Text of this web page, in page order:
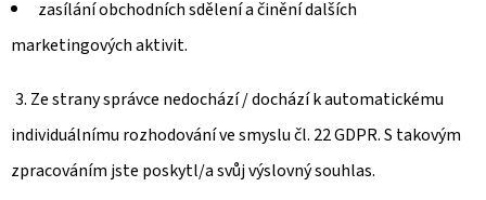
zasílání obchodních sdělení a činění dalších
marketingových aktivit.
3. Ze strany správce nedochází / dochází k automatickému
individuálnímu rozhodování ve smyslu čl. 22 GDPR. S takovým
zpracováním jste poskytl/a svůj výslovný souhlas.